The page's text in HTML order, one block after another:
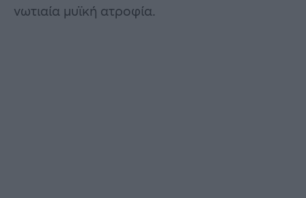
νωτιαία μυϊκή ατροφία.